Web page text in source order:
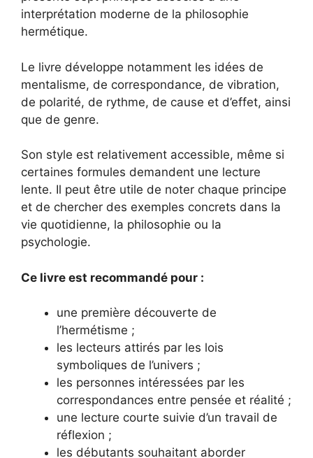
interprétation moderne de la philosophie
hermétique.
Le livre développe notamment les idées de
mentalisme, de correspondance, de vibration,
de polarité, de rythme, de cause et d’effet, ainsi
que de genre.
Son style est relativement accessible, même si
certaines formules demandent une lecture
lente. Il peut être utile de noter chaque principe
et de chercher des exemples concrets dans la
vie quotidienne, la philosophie ou la
psychologie.
Ce livre est recommandé pour :
une première découverte de
l’hermétisme ;
les lecteurs attirés par les lois
symboliques de l’univers ;
les personnes intéressées par les
correspondances entre pensée et réalité ;
une lecture courte suivie d’un travail de
réflexion ;
les débutants souhaitant aborder